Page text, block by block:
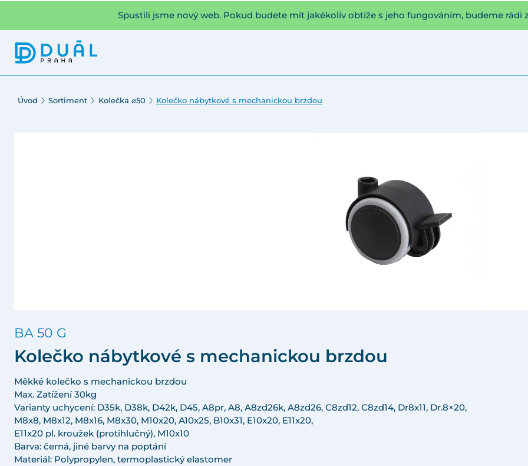
Spustili jsme nový web. Pokud budete mít jakékoliv obtíže s jeho fungováním, budeme rádi
Úvod Sortiment Kolečka ⌀50 Kolečko nábytkové s mechanickou brzdou
BA 50 G
Kolečko nábytkové s mechanickou brzdou
Měkké kolečko s mechanickou brzdou
Max. Zatížení 30kg
Varianty uchycení: D35k, D38k, D42k, D45, A8pr, A8, A8zd26k, A8zd26, C8zd12, C8zd14, Dr8x11, Dr.8×20,
M8x8, M8x12, M8x16, M8x30, M10x20, A10x25, B10x31, E10x20, E11x20,
E11x20 pl. kroužek (protihlučný), M10x10
Barva: černá, jiné barvy na poptání
Materiál: Polypropylen, termoplastický elastomer